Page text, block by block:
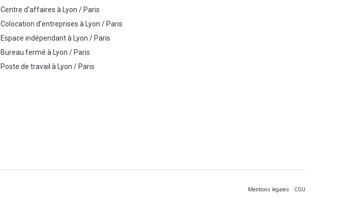
Centre d'affaires à Lyon /Paris
Colocation d'entreprises à Lyon /Paris
Espace indépendantà Lyon /Paris
Bureau fermé à Lyon /Paris
Poste de travail à Lyon /Paris
Mentions légales CGU